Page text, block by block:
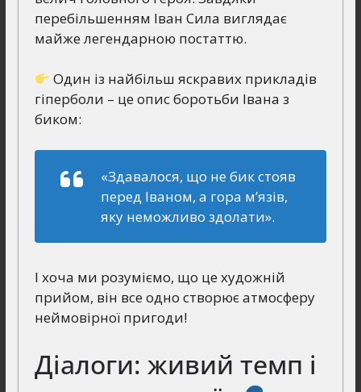
перебільшенням Іван Сила виглядає
майже легендарною постаттю.
Один із найбільш яскравих прикладів
гіперболи – це опис боротьби Івана з
биком:
«Здавалося, що не бик стояв
перед Іваном, а гора м’язів,
яку неможливо здолати».
І хоча ми розуміємо, що це художній
прийом, він все одно створює атмосферу
неймовірної пригоди!
Діалоги: живий темп і